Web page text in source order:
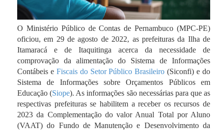
O Ministério Público de Contas de Pernambuco (MPC-PE)
oficiou, em 29 de agosto de 2022, as prefeituras da Ilha de
Itamaracá e de Itaquitinga acerca da necessidade de
comprovação da alimentação do Sistema de Informações
Contábeis e Fiscais do Setor Público Brasileiro (Siconfi) e do
Sistema de Informações sobre Orçamentos Públicos em
Educação (Siope). As informações são necessárias para que as
respectivas prefeituras se habilitem a receber os recursos de
2023 da Complementação do valor Anual Total por Aluno
(VAAT) do Fundo de Manutenção e Desenvolvimento da